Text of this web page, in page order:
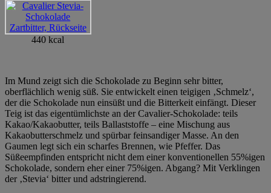
440 kcal
Im Mund zeigt sich die Schokolade zu Beginn sehr bitter,
oberflächlich wenig süß. Sie entwickelt einen teigigen ‚Schmelz‘,
der die Schokolade nun einsüßt und die Bitterkeit einfängt. Dieser
Teig ist das eigentümlichste an der Cavalier-Schokolade: teils
Kakao/Kakaobutter, teils Ballaststoffe – eine Mischung aus
Kakaobutterschmelz und spürbar feinsandiger Masse. An den
Gaumen legt sich ein scharfes Brennen, wie Pfeffer. Das
Süßeempfinden entspricht nicht dem einer konventionellen 55%igen
Schokolade, sondern eher einer 75%igen. Abgang? Mit Verklingen
der ‚Stevia‘ bitter und adstringierend.